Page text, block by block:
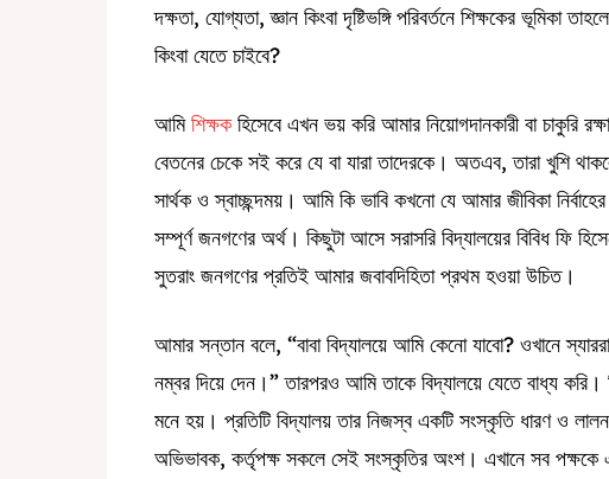
দক্ষতা, যোগ্যতা, জ্ঞান কিংবা দৃষ্টিভঙ্গি পরিবর্তনে শিক্ষকের ভূমিকা
কিংবা যেতে চাইবে?
আমিশিক্ষকহিসেবে এখন ভয় করি আমার নিয়োগদানকারী বা চাকুরি
বেতনের চেকে সই করে যে বা যারা তাদেরকে। অতএব, তারা খুশি
সার্থক ও স্বাচ্ছন্দময়। আমি কি ভাবি কখনো যে আমার জীবিকা
সম্পূর্ণ জনগণের অর্থ। কিছুটা আসে সরাসরি বিদ্যালয়ের বিবিধ ফি
সুতরাং জনগণের প্রতিই আমার জবাবদিহিতা প্রথম হওয়া উচিত।
আমার সন্তান বলে, “বাবা বিদ্যালয়ে আমি কেনো যাবো? ওখানে
নম্বর দিয়ে দেন।” তারপরও আমি তাকে বিদ্যালয়ে যেতে বাধ্য
মনে হয়। প্রতিটি বিদ্যালয় তার নিজস্ব একটি সংস্কৃতি ধারণ ও লালন
অভিভাবক, কর্তৃপক্ষ সকলে সেই সংস্কৃতির অংশ। এখানে সব পক্ষকে